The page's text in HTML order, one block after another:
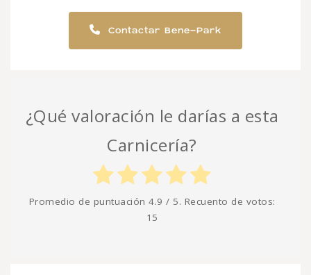
Contactar Bene-Park
¿Qué valoración le darías a esta
Carnicería?
Promedio de puntuación 4.9 / 5. Recuento de votos:
15